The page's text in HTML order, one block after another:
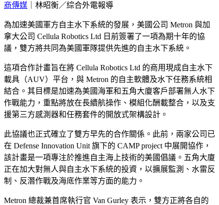
商傳媒 ｜林昭衡／綜合外電報導
為加速美國軍方自主水下系統的發展，美國公司 Metron 與加
拿大公司 Cellula Robotics Ltd 日前簽署了一項為期十年的協
議，雙方將共同為美國軍隊提供先進的自主水下系統。
這項合作計畫旨在將 Cellula Robotics Ltd 的商用現成自主水下
載具（AUV）平台，與 Metron 的自主軟體及水下任務系統相
結合。其目標是加速為美國海軍和五角大廈客戶部署無人水下
作戰能力，重點將放在長續航操作、模組化酬載整合，以及支
援第三方感測器和任務套件的開放式架構設計。
此協議也正式確立了雙方早先的合作關係。此前，兩家公司已
在 Defense Innovation Unit 旗下的 CAMP project 中展開協作，
該計畫是一項專注於推進自主海上技術的美國倡議。五角大廈
正在加大對無人與自主水下系統的投資，以擴展監測、水雷反
制、反潛作戰及海底作業等方面的能力。
Metron 總裁兼首席執行官 Van Gurley 表示，雙方正將各自的